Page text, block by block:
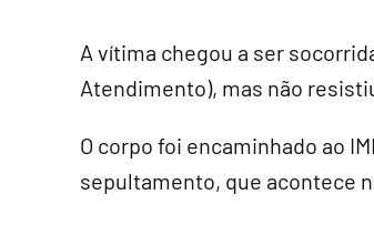
A vítima chegou a ser
Atendimento), mas não
O corpo foi encaminhado ao
sepultamento, que acontece